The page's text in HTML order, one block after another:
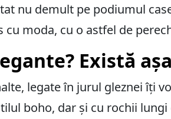
nu demult pe podiumul
cu moda, cu o astfel de
Există
legate în jurul gleznei îți
boho, dar și cu rochii